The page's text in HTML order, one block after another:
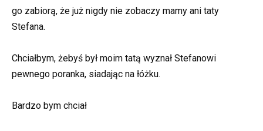
go zabiorą, że już nigdy nie zobaczy mamy ani taty
Stefana.
Chciałbym, żebyś był moim tatą wyznał Stefanowi
pewnego poranka, siadając na łóżku.
Bardzo bym chciał